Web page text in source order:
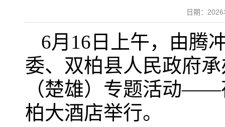
日期：
6月16日上午，由腾
委、双柏县人民政府
（楚雄）专题活动——
柏大酒店举行。